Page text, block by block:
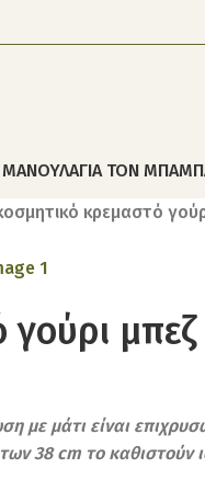
ΜΑΝΟΥΛΑΓΙΑ ΤΟΝ
κρεμαστό
μπεζ
με μάτι είναι
38 cm το